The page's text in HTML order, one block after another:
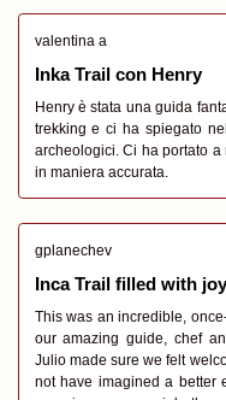
valentina a
Inka Trail con Henry
Henry è stata una guida
trekking e ci ha spiegato
archeologici. Ci ha portato
in maniera accurata.
gplanechev
Inca Trail filled with
This was an incredible,
our amazing guide, chef
Julio made sure we felt
not have imagined a better experience! The team